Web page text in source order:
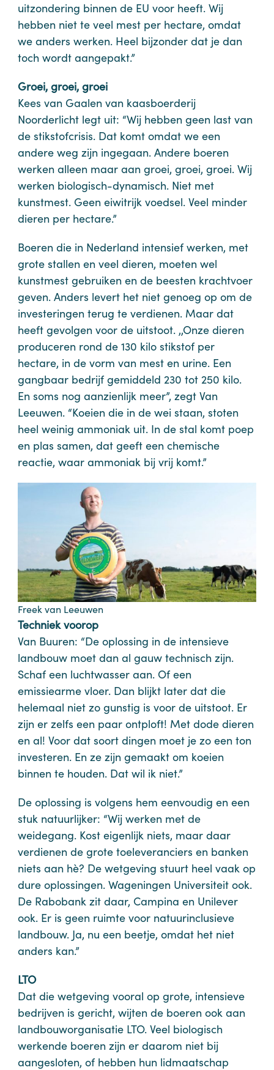
uitzondering binnen de EU voor heeft. Wij
hebben niet te veel mest per hectare, omdat
we anders werken. Heel bijzonder dat je dan
toch wordt aangepakt.”
Groei, groei, groei
Kees van Gaalen van kaasboerderij
Noorderlicht legt uit: “Wij hebben geen last van
de stikstofcrisis. Dat komt omdat we een
andere weg zijn ingegaan. Andere boeren
werken alleen maar aan groei, groei, groei. Wij
werken biologisch-dynamisch. Niet met
kunstmest. Geen eiwitrijk voedsel. Veel minder
dieren per hectare.”
Boeren die in Nederland intensief werken, met
grote stallen en veel dieren, moeten wel
kunstmest gebruiken en de beesten krachtvoer
geven. Anders levert het niet genoeg op om de
investeringen terug te verdienen. Maar dat
heeft gevolgen voor de uitstoot. ,,Onze dieren
produceren rond de 130 kilo stikstof per
hectare, in de vorm van mest en urine. Een
gangbaar bedrijf gemiddeld 230 tot 250 kilo.
En soms nog aanzienlijk meer”, zegt Van
Leeuwen. “Koeien die in de wei staan, stoten
heel weinig ammoniak uit. In de stal komt poep
en plas samen, dat geeft een chemische
reactie, waar ammoniak bij vrij komt.”
Freek van Leeuwen
Techniek voorop
Van Buuren: “De oplossing in de intensieve
landbouw moet dan al gauw technisch zijn.
Schaf een luchtwasser aan. Of een
emissiearme vloer. Dan blijkt later dat die
helemaal niet zo gunstig is voor de uitstoot. Er
zijn er zelfs een paar ontploft! Met dode dieren
en al! Voor dat soort dingen moet je zo een ton
investeren. En ze zijn gemaakt om koeien
binnen te houden. Dat wil ik niet.”
De oplossing is volgens hem eenvoudig en een
stuk natuurlijker: “Wij werken met de
weidegang. Kost eigenlijk niets, maar daar
verdienen de grote toeleveranciers en banken
niets aan hè? De wetgeving stuurt heel vaak op
dure oplossingen. Wageningen Universiteit ook.
De Rabobank zit daar, Campina en Unilever
ook. Er is geen ruimte voor natuurinclusieve
landbouw. Ja, nu een beetje, omdat het niet
anders kan.”
LTO
Dat die wetgeving vooral op grote, intensieve
bedrijven is gericht, wijten de boeren ook aan
landbouworganisatie LTO. Veel biologisch
werkende boeren zijn er daarom niet bij
aangesloten, of hebben hun lidmaatschap